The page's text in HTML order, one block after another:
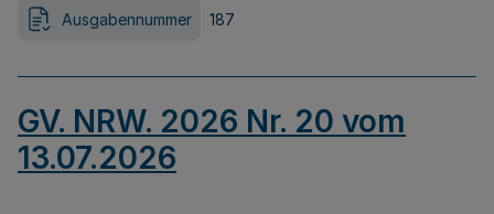
Ausgabennummer 187
GV. NRW. 2026 Nr. 20 vom
13.07.2026